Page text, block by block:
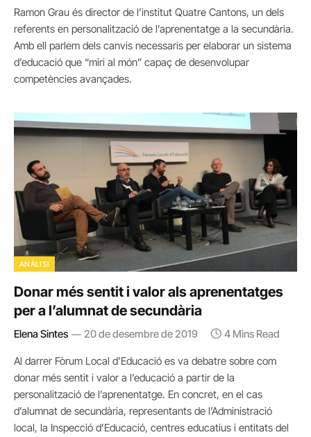
Ramon Grau és director de l’institut Quatre Cantons, un dels
referents en personalització de l’aprenentatge a la secundària.
Amb ell parlem dels canvis necessaris per elaborar un sistema
d’educació que “miri al món” capaç de desenvolupar
competències avançades.
ANÀLISI
Donar més sentit i valor als aprenentatges
per a l’alumnat de secundària
Elena Sintes 20 de desembre de 2019 4 Mins Read
Al darrer Fòrum Local d’Educació es va debatre sobre com
donar més sentit i valor a l’educació a partir de la
personalització de l’aprenentatge. En concret, en el cas
d’alumnat de secundària, representants de l’Administració
local, la Inspecció d’Educació, centres educatius i entitats del